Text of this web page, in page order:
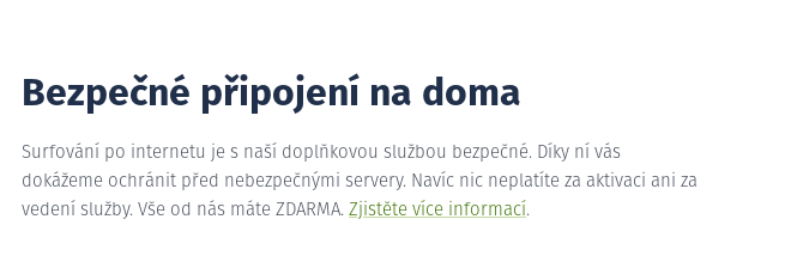
Bezpečné připojení na doma
Surfování po internetu je s naší doplňkovou službou bezpečné. Díky ní vás
dokážeme ochránit před nebezpečnými servery. Navíc nic neplatíte za aktivaci ani za
vedení služby. Vše od nás máte ZDARMA. Zjistěte více informací.